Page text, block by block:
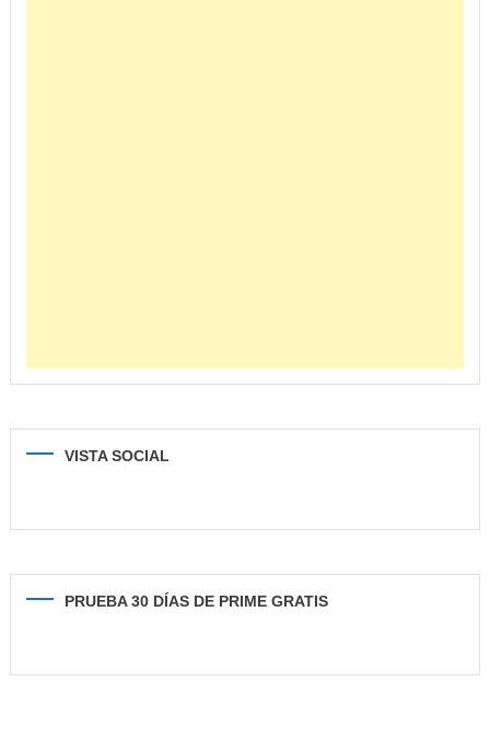
VISTA SOCIAL
PRUEBA 30 DÍAS DE PRIME GRATIS